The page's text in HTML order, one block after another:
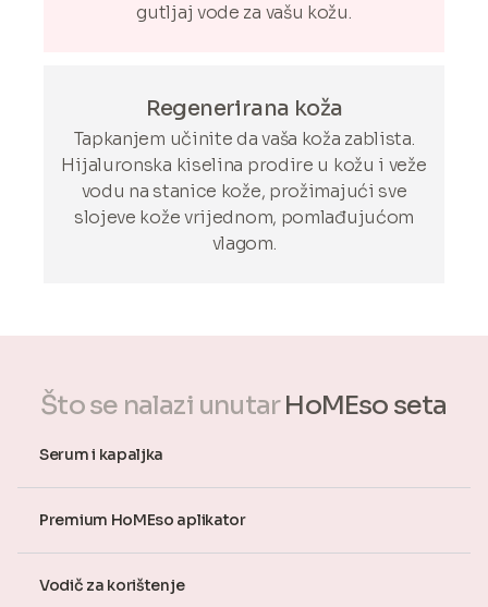
gutljaj vode za vašu kožu.
Regenerirana koža
Tapkanjem učinite da vaša koža zablista.
Hijaluronska kiselina prodire u kožu i veže
vodu na stanice kože, prožimajući sve
slojeve kože vrijednom, pomlađujućom
vlagom.
Što se nalazi unutarHoMEso seta
Serum i kapaljka
Premium HoMEso aplikator
Vodič za korištenje